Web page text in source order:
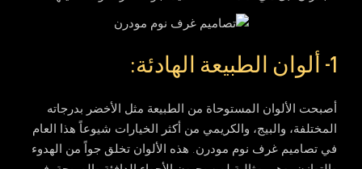
1- ألوان الطبيعة الهادئة:
أصبحت الألوان المستوحاة من الطبيعة مثل الأخضر بدرجاته
المختلفة، والبيج، والكريمي من أكثر الخيارات شيوعاً هذا العام
فيتصاميم غرف نوم مودرن. هذه الألوان تخلق جواً من الهدوء